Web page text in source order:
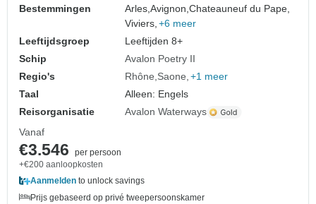
Bestemmingen
Arles,Avignon,Chateauneuf du Pape,
Viviers, +6 meer
Leeftijdsgroep
Leeftijden 8+
Schip
Avalon Poetry II
Regio's
Rhône Saone +1 meer
Taal
Alleen: Engels
Reisorganisatie
Avalon Waterways
Vanaf
€3.546
per persoon
+€200 aanloopkosten
Aanmelden to unlock savings
Prijs gebaseerd op privé tweepersoonskamer